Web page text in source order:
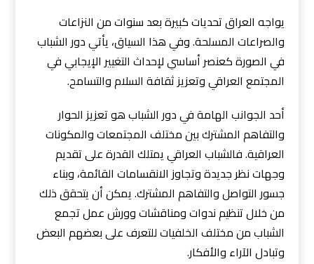
يواجه العراق تحديات كبيرة بعد سنوات من النزاعات
والصراعات المسلحة. وفي هذا السياق، يأتي دور الشباب
في الصورة كعنصر أساسي لإحداث التغيير الإيجابي في
المجتمع العراقي وتعزيز ثقافة السلام والتسامح.
أحد الجوانب الهامة في دور الشباب هو تعزيز الحوار
والتفاهم المشترك بين مختلف المجتمعات والمكونات
العراقية. فالشباب العراقي يمتلك القدرة على تقديم
وجهات نظر جديدة وتجاوز الانقسامات القائمة، وبناء
جسور التواصل والتفاهم المشترك. يمكن أن يتحقق ذلك
من خلال تنظيم ندوات ومناقشات وورش عمل تجمع
الشباب من مختلف الخلفيات للتعرف على بعضهم البعض
وتبادل الآراء والأفكار.